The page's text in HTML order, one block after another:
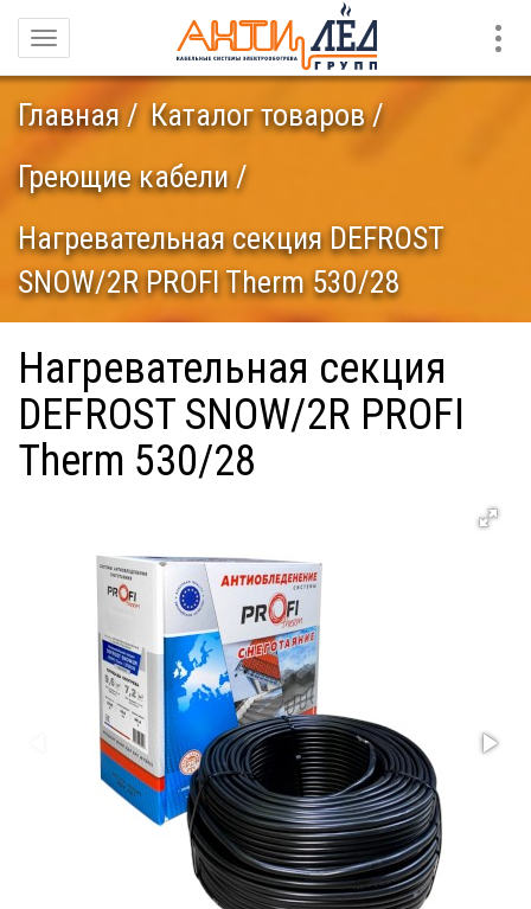
Навигация
Главная
Каталог товаров
Греющие кабели
Нагревательная секция DEFROST
SNOW/2R PROFI Therm 530/28
Нагревательная секция
DEFROST SNOW/2R PROFI
Therm 530/28